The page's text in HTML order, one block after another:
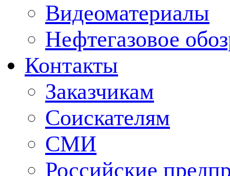
Видеоматериалы
Нефтегазовое
Контакты
Заказчикам
Соискателям
СМИ
Российские